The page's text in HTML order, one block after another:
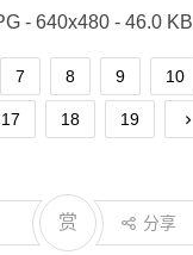
- 640x480 - 46.0 KB
7 8 9 10
17 18 19
赏 分享